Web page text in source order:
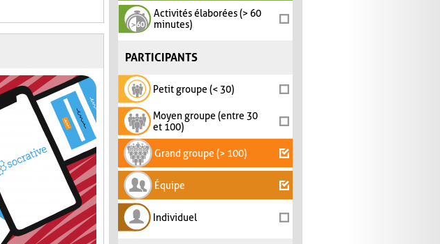
Activités élaborées (> 60
minutes)
PARTICIPANTS
Petit groupe (< 30)
Moyen groupe (entre 30
et 100)
Grand groupe (> 100)
Équipe
Individuel